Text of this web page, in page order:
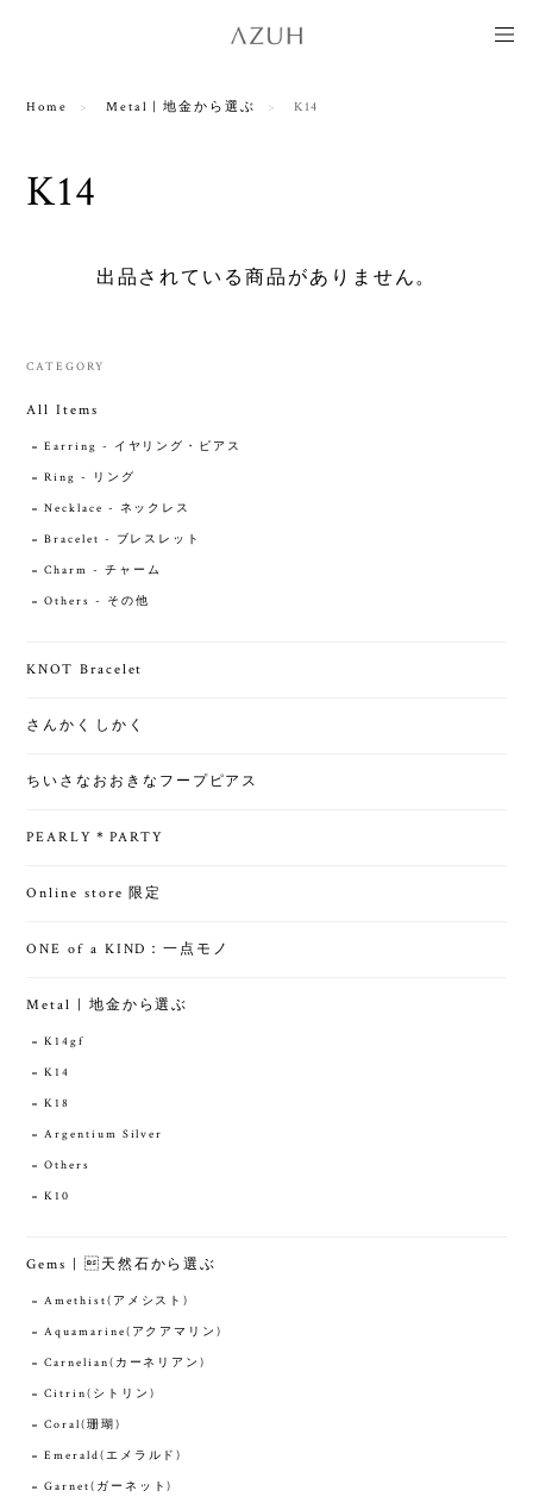
Home Metal | 地金から選ぶ K14
K14
出品されている商品がありません。
CATEGORY
All Items
Earring - イヤリング・ピアス
Ring - リング
Necklace - ネックレス
Bracelet - ブレスレット
Charm - チャーム
Others - その他
KNOT Bracelet
さんかくしかく
ちいさなおおきなフープピアス
PEARLY＊PARTY
Online store 限定
ONE of a KIND：一点モノ
Metal | 地金から選ぶ
K14gf
K14
K18
Argentium Silver
Others
K10
Gems | 天然石から選ぶ
Amethist(アメシスト)
Aquamarine(アクアマリン)
Carnelian(カーネリアン)
Citrin(シトリン)
Coral(珊瑚)
Emerald(エメラルド)
Garnet(ガーネット)